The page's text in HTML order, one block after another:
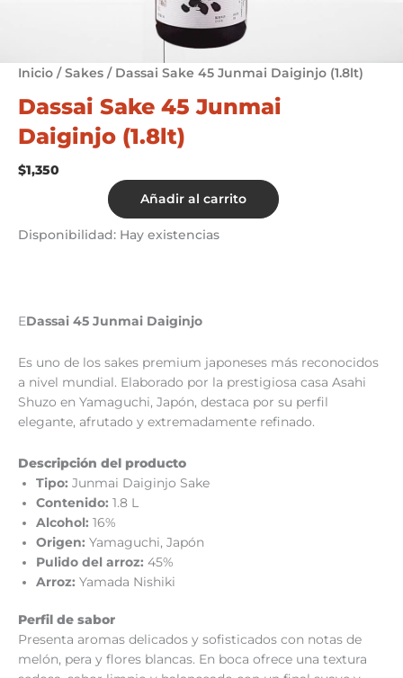
Inicio /Sakes / Dassai Sake 45 Junmai Daiginjo (1.8lt)
Dassai Sake 45 Junmai
Daiginjo (1.8lt)
$1,350
Disponibilidad: Hay existencias
45
Añadir al carrito
EDassai 45 Junmai Daiginjo
Es uno de los sakes premium japoneses más reconocidos
a nivel mundial. Elaborado por la prestigiosa casa Asahi
Shuzo en Yamaguchi, Japón, destaca por su perfil
elegante, afrutado y extremadamente refinado.
Descripción del producto
Tipo: Junmai Daiginjo Sake
Contenido: 1.8 L
Alcohol: 16%
Origen: Yamaguchi, Japón
Pulido del arroz: 45%
Arroz: Yamada Nishiki
Perfil de sabor
Presenta aromas delicados y sofisticados con notas de
melón, pera y flores blancas. En boca ofrece una textura